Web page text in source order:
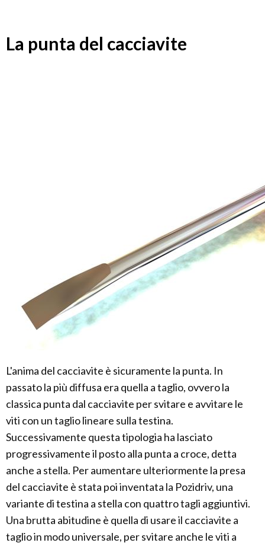
La punta del cacciavite
L'anima del cacciavite è sicuramente la punta. In
passato la più diffusa era quella a taglio, ovvero la
classica punta dal cacciavite per svitare e avvitare le
viti con un taglio lineare sulla testina.
Successivamente questa tipologia ha lasciato
progressivamente il posto alla punta a croce, detta
anche a stella. Per aumentare ulteriormente la presa
del cacciavite è stata poi inventata la Pozidriv, una
variante di testina a stella con quattro tagli aggiuntivi.
Una brutta abitudine è quella di usare il cacciavite a
taglio in modo universale, per svitare anche le viti a